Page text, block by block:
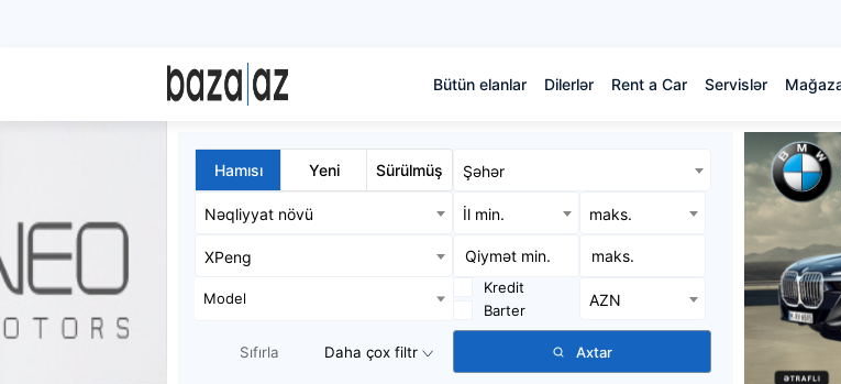
Bütün elanlar Dilerlər Rent a Car Servislər
Hamısı Yeni Sürülmüş Şəhər
Nəqliyyat növü İl min. maks.
XPeng
Model
Kredit
Barter
AZN
Sıfırla Daha çox filtr Axtar